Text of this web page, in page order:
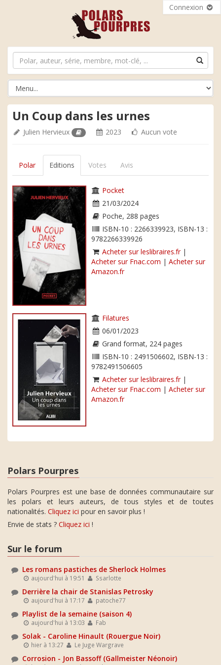
Connexion
Un Coup dans les urnes
Julien Hervieux 2023 Aucun vote
Polar Editions Votes Avis
Pocket
21/03/2024
Poche, 288 pages
ISBN-10 : 2266339923, ISBN-13 :
9782266339926
Acheter sur leslibraires.fr|
Acheter sur Fnac.com | Acheter sur
Amazon.fr
Filatures
06/01/2023
Grand format, 224 pages
ISBN-10 : 2491506602, ISBN-13 :
9782491506605
Acheter sur leslibraires.fr|
Acheter sur Fnac.com | Acheter sur
Amazon.fr
Polars Pourpres
Polars Pourpres est une base de données communautaire sur
les polars et leurs auteurs, de tous styles et de toutes
nationalités. Cliquez ici pour en savoir plus !
Envie de stats ? Cliquez ici !
Sur le forum
Les romans pastiches de Sherlock Holmes
aujourd'hui à 19:51 Ssarlotte
Derrière la chair de Stanislas Petrosky
aujourd'hui à 17:17 patoche77
Playlist de la semaine (saison 4)
aujourd'hui à 13:03 Fab
Solak - Caroline Hinault (Rouergue Noir)
hier à 13:27 Le Juge Wargrave
Corrosion - Jon Bassoff (Gallmeister Néonoir)